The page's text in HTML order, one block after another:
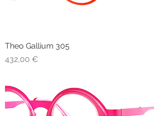
Theo Gallium 305
Prezzo
432,00 €